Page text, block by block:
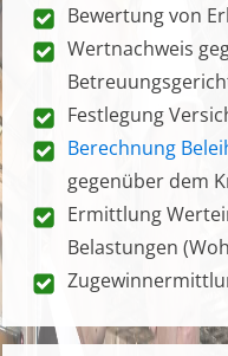
Bewertung von
Wertnachweis
Festlegung
Berechnung
gegenüber dem
Ermittlung
Belastungen